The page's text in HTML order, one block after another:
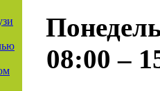
08:00 –